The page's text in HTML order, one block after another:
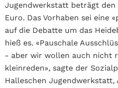
Jugendwerkstatt beträgt den
Euro. Das Vorhaben sei eine
auf die Debatte um das
hieß es. «Pauschale
- aber wir wollen auch nicht
kleinreden», sagte der
Halleschen Jugendwerkstatt,